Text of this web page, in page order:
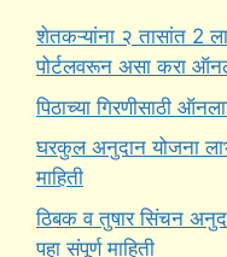
शेतकऱ्यांना २ तासांत 2
पोर्टलवरून असा करा
पिठाच्या गिरणीसाठी
घरकुल अनुदान योजना
माहिती
ठिबक व तुषार सिंचन
पहा संपूर्ण माहिती